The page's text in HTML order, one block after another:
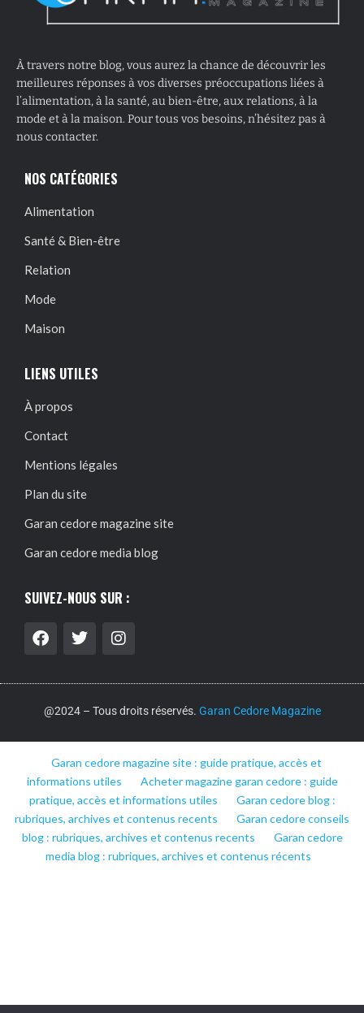
À travers notre blog, vous aurez la chance de découvrir les
meilleures réponses à vos diverses préoccupations liées à
l’alimentation, à la santé, au bien-être, aux relations, à la
mode et à la maison. Pour tous vos besoins, n’hésitez pas à
nous contacter.
NOS CATÉGORIES
Alimentation
Santé & Bien-être
Relation
Mode
Maison
LIENS UTILES
À propos
Contact
Mentions légales
Plan du site
Garan cedore magazine site
Garan cedore media blog
SUIVEZ-NOUS SUR :
@2024 – Tous droits réservés. Garan Cedore Magazine
Garan cedore magazine site : guide pratique, accès et
informations utiles
Acheter magazine garan cedore : guide
pratique, accès et informations utiles
Garan cedore blog :
rubriques, archives et contenus recents
Garan cedore conseils
blog : rubriques, archives et contenus recents
Garan cedore
media blog : rubriques, archives et contenus récents